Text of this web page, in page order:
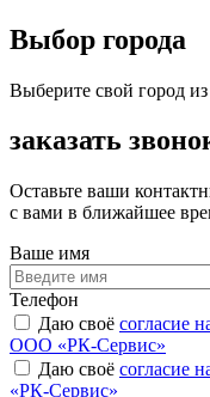
Выбор города
Выберите свой город из
заказать
Оставьте ваши
с вами в ближайшее
Ваше имя
Телефон
Даю своё согласие
ООО «РК-Сервис»
Даю своё согласие
«РК-Сервис»